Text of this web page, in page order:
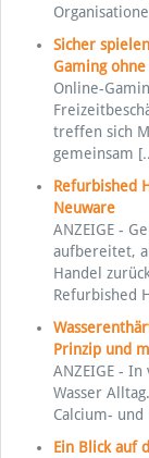
Sicher
Gaming ohne
Online-
treffen sich
gemeinsam
Refurbished
Neuware
ANZEIGE -
aufbereitet,
Handel
Refurbished
Prinzip und
ANZEIGE -
Wasser
Calcium-
Ein Blick auf